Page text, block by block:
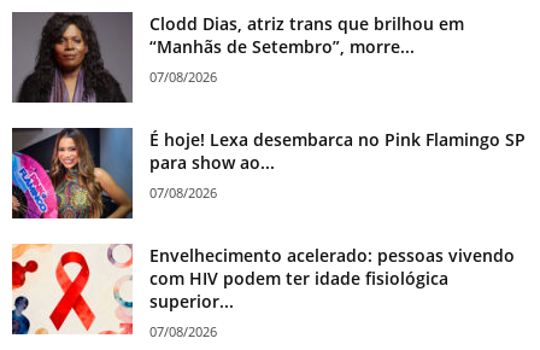
Clodd Dias, atriz trans que brilhou em
“Manhãs de Setembro”, morre...
07/08/2026
É hoje! Lexa desembarca no Pink Flamingo SP
para show ao...
07/08/2026
Envelhecimento acelerado: pessoas vivendo
com HIV podem ter idade fisiológica
superior...
07/08/2026